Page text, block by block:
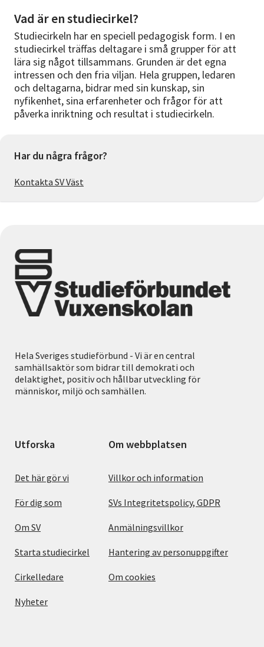
Vad är en studiecirkel?
Studiecirkeln har en speciell pedagogisk form. I en
studiecirkel träffas deltagare i små grupper för att
lära sig något tillsammans. Grunden är det egna
intressen och den fria viljan. Hela gruppen, ledaren
och deltagarna, bidrar med sin kunskap, sin
nyfikenhet, sina erfarenheter och frågor för att
påverka inriktning och resultat i studiecirkeln.
Har du några frågor?
Kontakta SV Väst
Hela Sveriges studieförbund - Vi är en central
samhällsaktör som bidrar till demokrati och
delaktighet, positiv och hållbar utveckling för
människor, miljö och samhällen.
Utforska
Det här gör vi
För dig som
Om SV
Starta studiecirkel
Cirkelledare
Nyheter
Om webbplatsen
Villkor och information
SVs Integritetspolicy, GDPR
Anmälningsvillkor
Hantering av personuppgifter
Om cookies